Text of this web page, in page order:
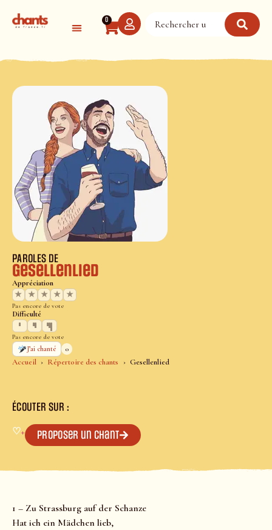
0
Accueil Répertoire des chants Gesellenlied
PAROLES DE
Gesellenlied
Appréciation
★
★ ★ ★ ★
Pas encore de vote
Difficulté
Pas encore de vote
J’ai chanté
0
ÉCOUTER SUR :
♡+ Proposer un chant
1 – Zu Strassburg auf der Schanze
Hat ich ein Mädchen lieb,